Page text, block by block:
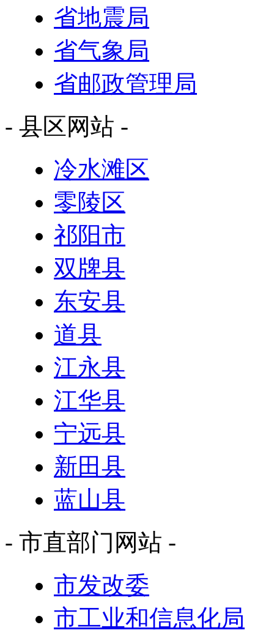
省地震局
省气象局
省邮政管理局
- 县区网站 -
冷水滩区
零陵区
祁阳市
双牌县
东安县
道县
江永县
江华县
宁远县
新田县
蓝山县
- 市直部门网站 -
市发改委
市工业和信息化局